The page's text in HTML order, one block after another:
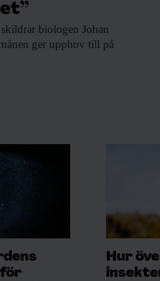
skildrar biologen Johan
ger upphov till på
Hur